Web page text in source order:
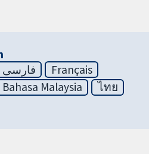
فارسی
Français
Bahasa Malaysia
ไทย